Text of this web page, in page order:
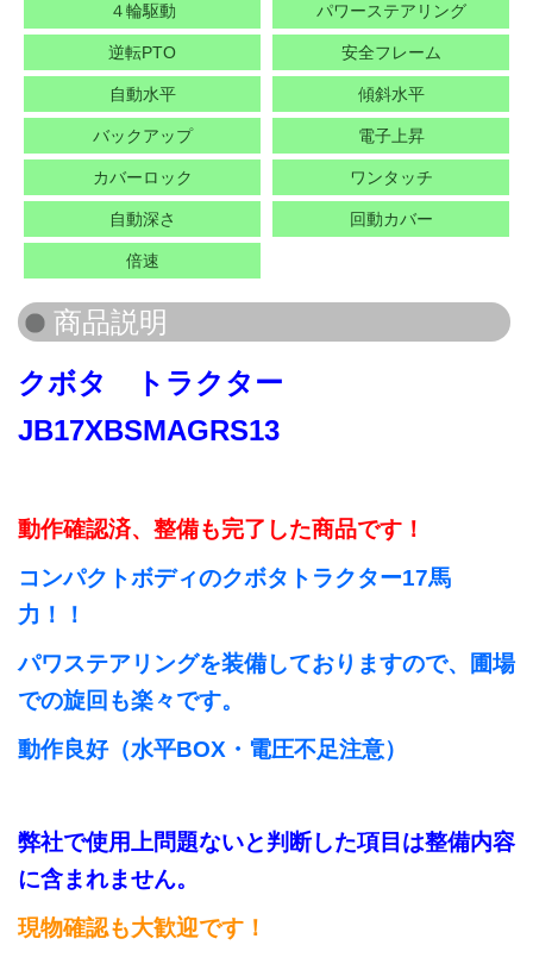
４輪駆動 パワーステアリング
逆転PTO 安全フレーム
自動水平 傾斜水平
バックアップ 電子上昇
カバーロック ワンタッチ
自動深さ 回動カバー
倍速
クボタ トラクター
JB17XBSMAGRS13
動作確認済、整備も完了した商品です！
コンパクトボディのクボタトラクター17馬
力！！
パワステアリングを装備しておりますので、圃場
での旋回も楽々です。
動作良好（水平BOX・電圧不足注意）
弊社で使用上問題ないと判断した項目は整備内容
に含まれません。
現物確認も大歓迎です！